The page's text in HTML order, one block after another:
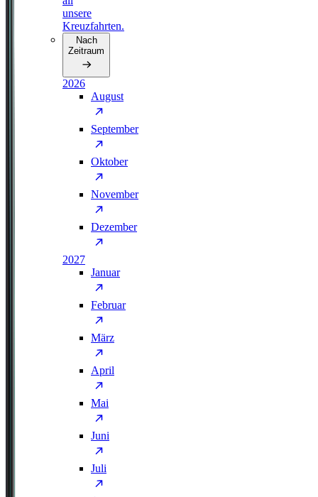
unsere
Kreuzfahrten.
Nach
Zeitraum
2026
August
September
Oktober
November
Dezember
2027
Januar
Februar
März
April
Mai
Juni
Juli